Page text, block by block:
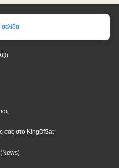
σελίδα
σας στο KingOfSat
(News)